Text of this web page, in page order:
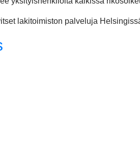
lakitoimiston palveluja